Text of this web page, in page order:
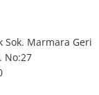
Sok. Marmara Geri
No:27